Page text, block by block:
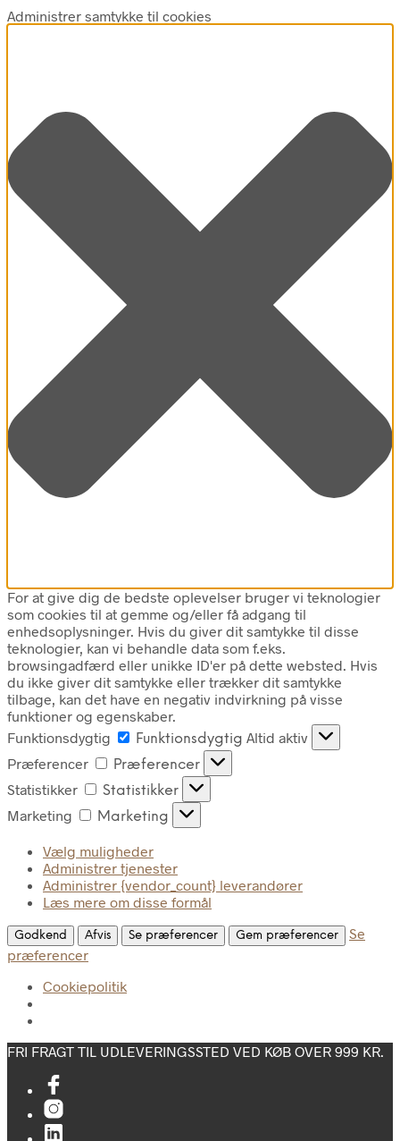
Administrer samtykke til cookies
For at give dig de bedste oplevelser bruger vi teknologier
som cookies til at gemme og/eller få adgang til
enhedsoplysninger. Hvis du giver dit samtykke til disse
teknologier, kan vi behandle data som f.eks.
browsingadfærd eller unikke ID'er på dette websted. Hvis
du ikke giver dit samtykke eller trækker dit samtykke
tilbage, kan det have en negativ indvirkning på visse
funktioner og egenskaber.
Funktionsdygtig
Funktionsdygtig Altid aktiv
Præferencer
Præferencer
Statistikker Statistikker
Marketing Marketing
Vælg muligheder
Administrer tjenester
Administrer {vendor_count} leverandører
Læs mere om disse formål
Godkend Afvis Se præferencer Gem præferencer
Se
præferencer
Cookiepolitik
FRI FRAGT TIL UDLEVERINGSSTED VED KØB OVER 999 KR.